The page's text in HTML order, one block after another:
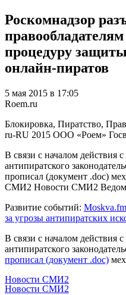
Роскомнадзор
процедуру
онлайн-пиратов
5 мая 2015 в 17:05
Roem.ru
Блокировка, Пиратство,
ru-RU 2015 ООО «Роем»
В связи с началом действия
антипиратского
прописал (документ .doc)
СМИ2 Новости СМИ2
Развитие событий:
за угрозы антипиратских
В связи с началом действия
антипиратского
прописал (документ .doc)
Новости СМИ2
Новости СМИ2